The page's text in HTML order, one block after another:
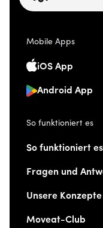
Mobile Apps
iOS App
Android App
So funktioniert es
So funktioniert es
Fragen und
Unsere Konzepte
Moveat-Club